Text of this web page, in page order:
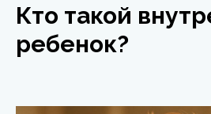
Кто такой
ребенок?